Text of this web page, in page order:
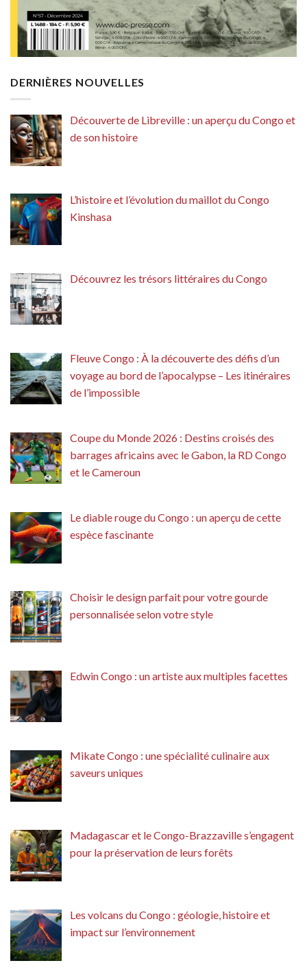
DERNIÈRES NOUVELLES
Découverte de Libreville : un aperçu du Congo et
de son histoire
L’histoire et l’évolution du maillot du Congo
Kinshasa
Découvrez les trésors littéraires du Congo
Fleuve Congo : À la découverte des défis d’un
voyage au bord de l’apocalypse – Les itinéraires
de l’impossible
Coupe du Monde 2026 : Destins croisés des
barrages africains avec le Gabon, la RD Congo
et le Cameroun
Le diable rouge du Congo : un aperçu de cette
espèce fascinante
Choisir le design parfait pour votre gourde
personnalisée selon votre style
Edwin Congo : un artiste aux multiples facettes
Mikate Congo : une spécialité culinaire aux
saveurs uniques
Madagascar et le Congo-Brazzaville s’engagent
pour la préservation de leurs forêts
Les volcans du Congo : géologie, histoire et
impact sur l’environnement